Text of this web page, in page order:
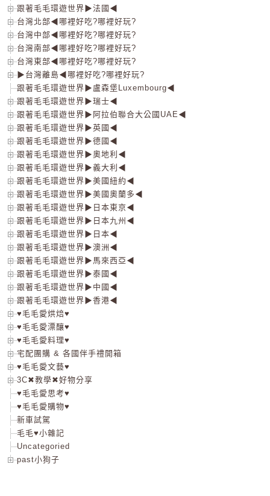
跟著毛毛環遊世界▶法國◀
台灣北部◀哪裡好吃?哪裡好玩?
台灣中部◀哪裡好吃?哪裡好玩?
台灣南部◀哪裡好吃?哪裡好玩?
台灣東部◀哪裡好吃?哪裡好玩?
▶台灣離島◀哪裡好吃?哪裡好玩?
跟著毛毛環遊世界▶盧森堡Luxembourg◀
跟著毛毛環遊世界▶瑞士◀
跟著毛毛環遊世界▶阿拉伯聯合大公國UAE◀
跟著毛毛環遊世界▶英國◀
跟著毛毛環遊世界▶德國◀
跟著毛毛環遊世界▶奧地利◀
跟著毛毛環遊世界▶義大利◀
跟著毛毛環遊世界▶美國紐約◀
跟著毛毛環遊世界▶美國奧蘭多◀
跟著毛毛環遊世界▶日本東京◀
跟著毛毛環遊世界▶日本九州◀
跟著毛毛環遊世界▶日本◀
跟著毛毛環遊世界▶澳洲◀
跟著毛毛環遊世界▶馬來西亞◀
跟著毛毛環遊世界▶泰國◀
跟著毛毛環遊世界▶中國◀
跟著毛毛環遊世界▶香港◀
♥毛毛愛烘焙♥
♥毛毛愛漂釀♥
♥毛毛愛料理♥
宅配團購 & 各國伴手禮開箱
♥毛毛愛文藝♥
3C✖教學✖好物分享
♥毛毛愛思考♥
♥毛毛愛購物♥
新車試駕
毛毛♥小雜記
Uncategoried
past小狗子